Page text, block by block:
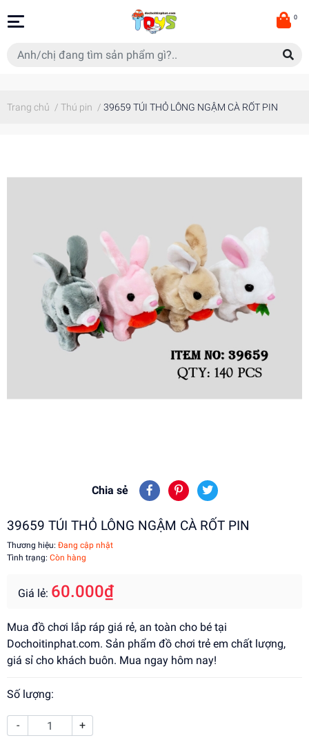
0
Trang chủ / Thú pin / 39659 TÚI THỎ LÔNG NGẬM CÀ RỐT PIN
Chia sẻ
39659 TÚI THỎ LÔNG NGẬM CÀ RỐT PIN
Thương hiệu: Đang cập nhật
Tình trạng: Còn hàng
Giá lẻ: 60.000₫
Mua đồ chơi lắp ráp giá rẻ, an toàn cho bé tại
Dochoitinphat.com. Sản phẩm đồ chơi trẻ em chất lượng,
giá sỉ cho khách buôn. Mua ngay hôm nay!
Số lượng:
- +